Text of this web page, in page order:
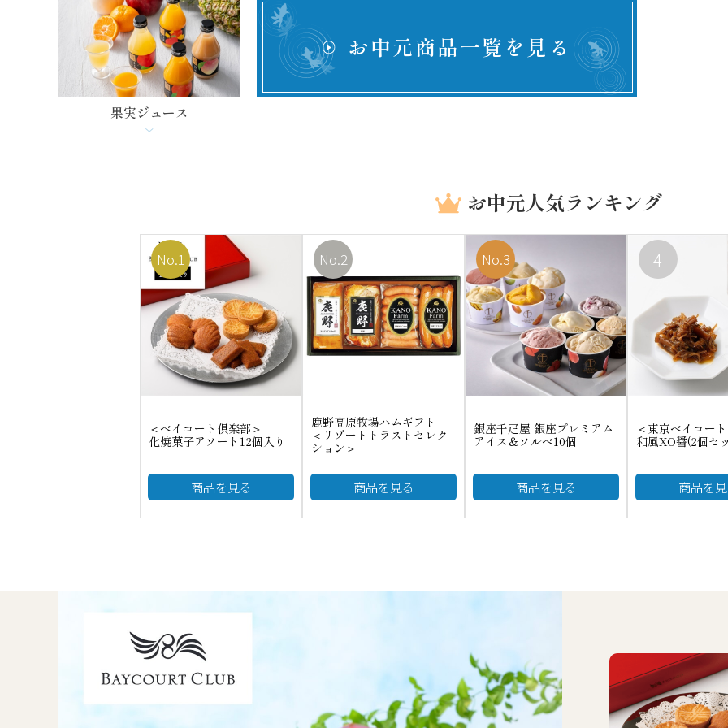
果実ジュース
お中元商品一覧を見る
お中元人気ランキング
＜ベイコート倶楽部＞
化焼菓子アソート12個入り
商品を見る
鹿野高原牧場ハムギフト
＜リゾートトラストセレク
ション＞
商品を見る
銀座千疋屋 銀座プレミアム
アイス＆ソルベ10個
商品を見る
4
＜東京ベイコー
和風XO醤(2個セ
商品を